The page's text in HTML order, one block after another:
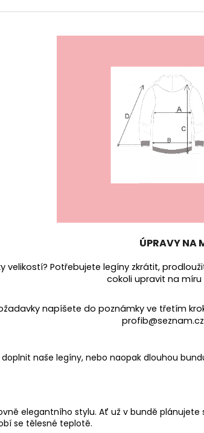
ÚPRAVY NA
velikostí? Potřebujete legíny zkrátit,
cokoli upravit na
napíšete do poznámky ve třetím
naše legíny, nebo naopak dlouhou
elegantního stylu. Ať už v bundě
se tělesné teplotě.